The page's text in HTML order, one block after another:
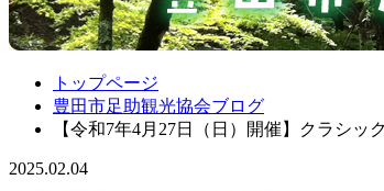
トップページ
豊田市足助観光協会ブログ
【令和7年4月27日（日）開催】クラシ
2025.02.04